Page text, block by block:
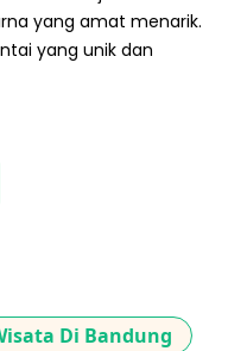
yang amat menarik.
yang unik dan
Di Bandung